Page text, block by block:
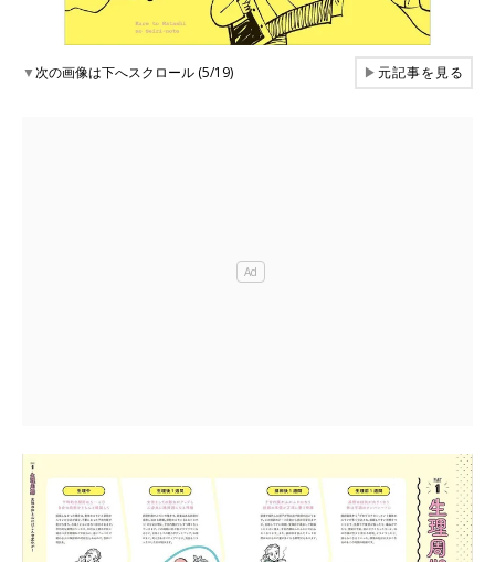
▼次の画像は下へスクロール (5/19) ▶元記事を見る